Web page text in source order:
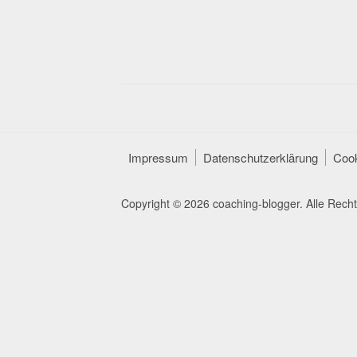
Impressum Datenschutzerklärung
Copyright © 2026 coaching-blogger. Alle